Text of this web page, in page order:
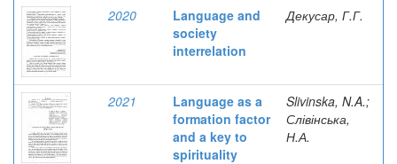
2020
Language and
society
interrelation
Декусар, Г.Г.
2021
Language as a
formation factor
and a key to
spirituality
Slivinska, N.A.;
Слівінська,
Н.А.